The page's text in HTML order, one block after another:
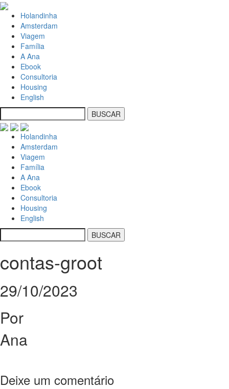
Holandinha
Amsterdam
Viagem
Família
A Ana
Ebook
Consultoria
Housing
English
Holandinha
Amsterdam
Viagem
Família
A Ana
Ebook
Consultoria
Housing
English
contas-groot
29/10/2023
Por
Ana
Deixe um comentário